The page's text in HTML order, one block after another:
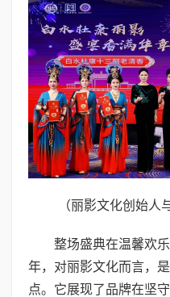
（丽影文化创始人
整场盛典在温馨欢
年，对丽影文化而言，
点。它展现了品牌在坚